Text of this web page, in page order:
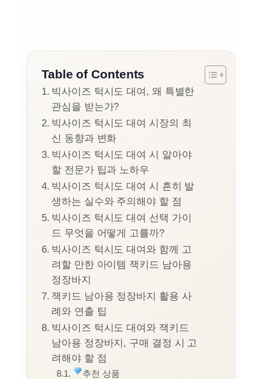
Table of Contents
빅사이즈 턱시도 대여, 왜 특별한
관심을 받는가?
빅사이즈 턱시도 대여 시장의 최
신 동향과 변화
빅사이즈 턱시도 대여 시 알아야
할 전문가 팁과 노하우
빅사이즈 턱시도 대여 시 흔히 발
생하는 실수와 주의해야 할 점
빅사이즈 턱시도 대여 선택 가이
드 무엇을 어떻게 고를까?
빅사이즈 턱시도 대여와 함께 고
려할 만한 아이템 잭키드 남아용
정장바지
잭키드 남아용 정장바지 활용 사
례와 연출 팁
빅사이즈 턱시도 대여와 잭키드
남아용 정장바지, 구매 결정 시 고
려해야 할 점
추천 상품